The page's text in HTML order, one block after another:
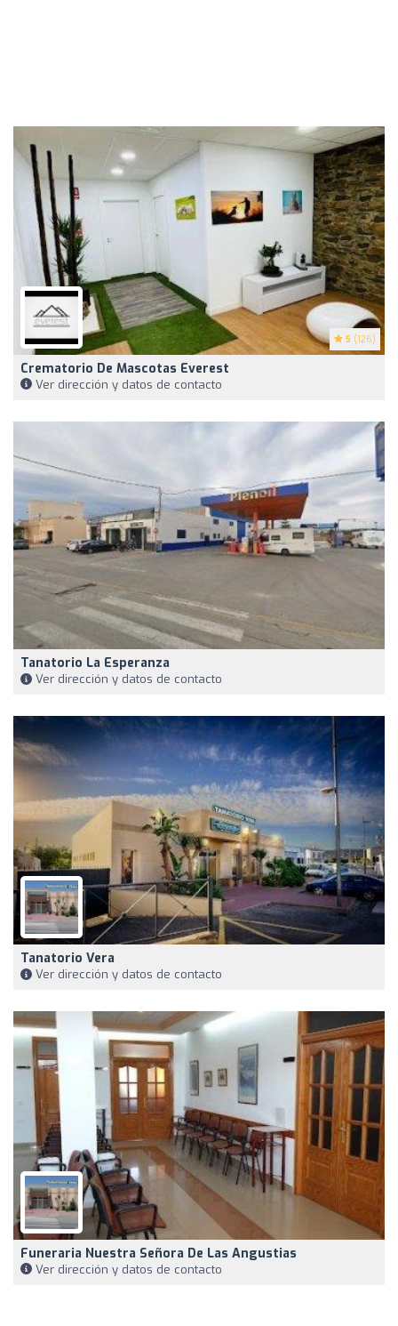
5 (126)
Crematorio De Mascotas Everest
Ver dirección y datos de contacto
Tanatorio La Esperanza
Ver dirección y datos de contacto
Tanatorio Vera
Ver dirección y datos de contacto
Funeraria Nuestra Señora De Las Angustias
Ver dirección y datos de contacto